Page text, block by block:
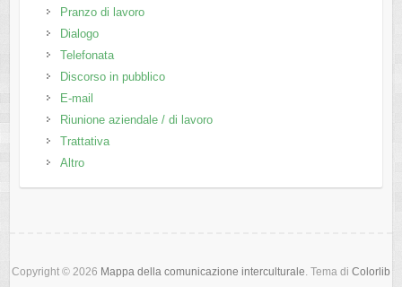
Pranzo di lavoro
Dialogo
Telefonata
Discorso in pubblico
E-mail
Riunione aziendale / di lavoro
Trattativa
Altro
Copyright © 2026 Mappa della comunicazione interculturale. Tema di Colorlib